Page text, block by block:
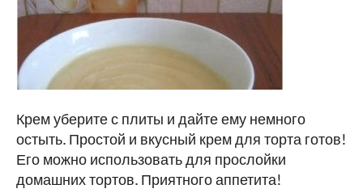
Крем уберите с плиты и дайте ему немного
остыть. Простой и вкусный крем для торта готов!
Его можно использовать для прослойки
домашних тортов. Приятного аппетита!